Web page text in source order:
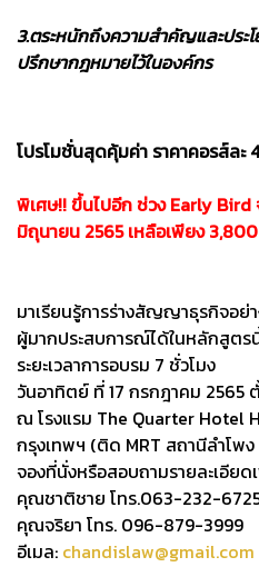
3.ตระหนักถึงความสำคัญและปร
ปรึกษากฎหมายไว้ในองค์กร
โปรโมชั่นสุดคุ้มค่า ราคาคอรส์ละ
พิเศษ!! ขึ้นไปอีก ช่วง Early Bird
มิถุนายน 2565 เหลือเพียง
มาเรียนรู้การร่างสัญญาธุรกิจอ
ผู้มากประสบการณ์ได้ในหลักสูตร
ระยะเวลาการอบรม 7 ชั่วโมง
วันอาทิตย์ ที่ 17 กรกฎาคม 2565
ณ โรงแรม The Quarter Hotel
กรุงเทพฯ (ติด MRT สถานีลำโพง
จองที่นั่งหรือสอบถามรายละเอีย
คุณชาติชาย โทร.063-232-
คุณจริยา โทร. 096-879-3999
อีเมล: chandislaw@gmail.com